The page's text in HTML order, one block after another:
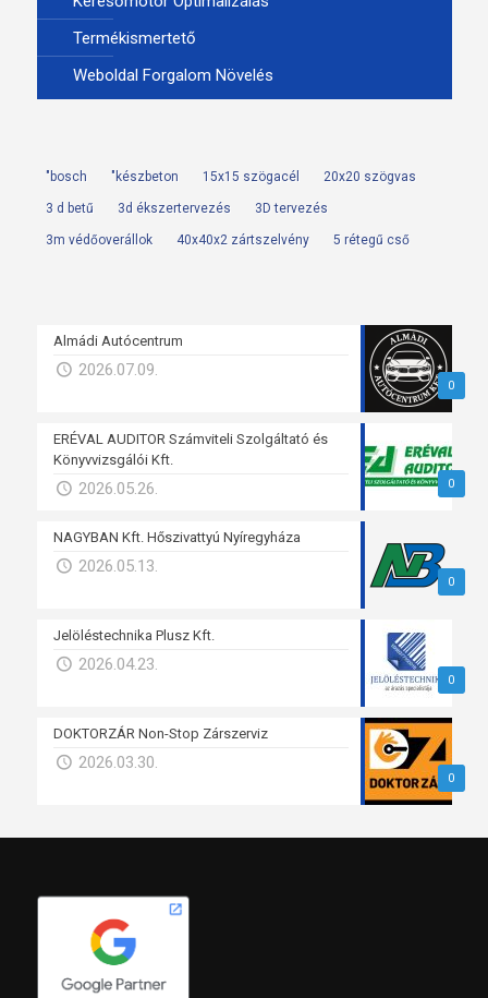
Termékismertető
Weboldal Forgalom Növelés
"bosch "készbeton 15x15 szögacél 20x20 szögvas
3 d betű 3d ékszertervezés 3D tervezés
3m védőoverállok 40x40x2 zártszelvény 5 rétegű cső
0
Almádi Autócentrum
2026.07.09.
0
ERÉVAL AUDITOR Számviteli Szolgáltató és
Könyvvizsgálói Kft.
2026.05.26.
0
NAGYBAN Kft. Hőszivattyú Nyíregyháza
2026.05.13.
0
Jelöléstechnika Plusz Kft.
2026.04.23.
0
DOKTORZÁR Non-Stop Zárszerviz
2026.03.30.